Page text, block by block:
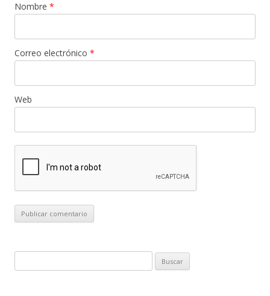
Nombre *
Correo electrónico *
Web
u